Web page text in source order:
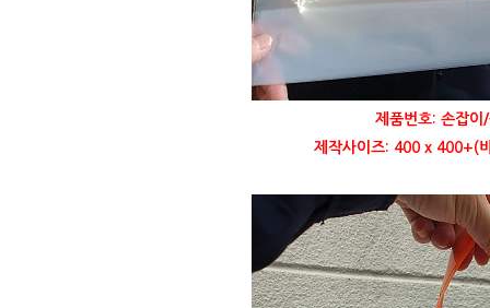
제품번호: 손잡이
제작사이즈: 400 x 400+(